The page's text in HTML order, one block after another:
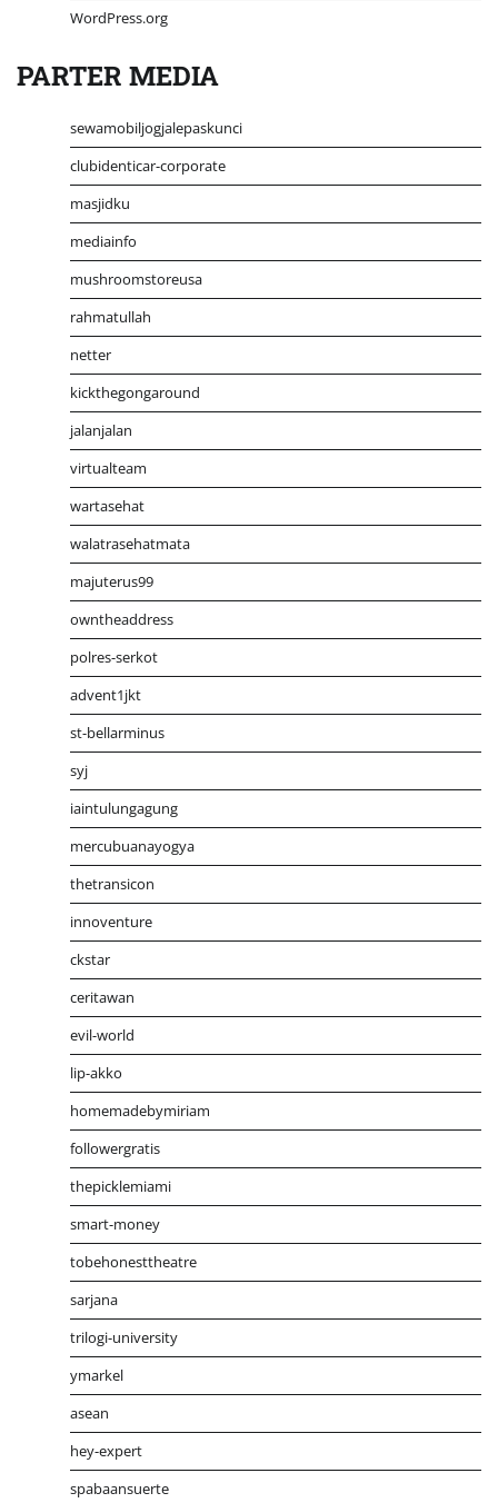
WordPress.org
PARTER MEDIA
sewamobiljogjalepaskunci
clubidenticar-corporate
masjidku
mediainfo
mushroomstoreusa
rahmatullah
netter
kickthegongaround
jalanjalan
virtualteam
wartasehat
walatrasehatmata
majuterus99
owntheaddress
polres-serkot
advent1jkt
st-bellarminus
syj
iaintulungagung
mercubuanayogya
thetransicon
innoventure
ckstar
ceritawan
evil-world
lip-akko
homemadebymiriam
followergratis
thepicklemiami
smart-money
tobehonesttheatre
sarjana
trilogi-university
ymarkel
asean
hey-expert
spabaansuerte